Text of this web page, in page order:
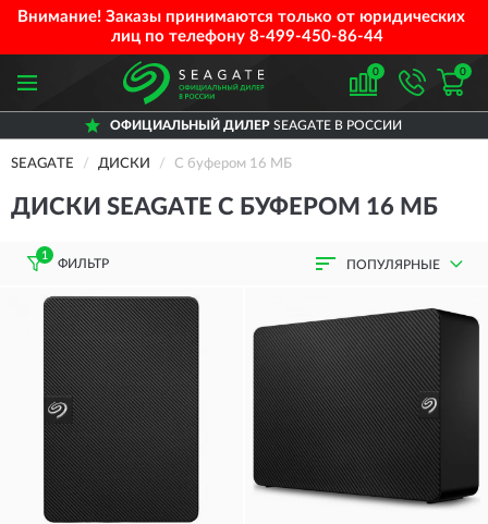
Внимание! Заказы принимаются только от юридических
лиц по телефону 8-499-450-86-44
0 0
ОФИЦИАЛЬНЫЙ ДИЛЕРSEAGATE В РОССИИ
SEAGATE ДИСКИ С буфером 16 МБ
ДИСКИ SEAGATE С БУФЕРОМ 16 МБ
1
ФИЛЬТР ПОПУЛЯРНЫЕ